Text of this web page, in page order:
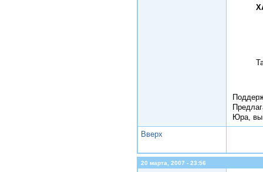
Юра, вы
Вверх
20 марта, 2007 - 23:56